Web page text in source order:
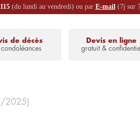
(du lundi au vendredi) ou par E-mail(7j sur
de décès
Devis en ligne
gratuit & confidentiel
2025)